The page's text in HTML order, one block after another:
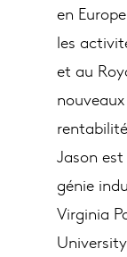
en
les
et au
Jason
génie
Virginia